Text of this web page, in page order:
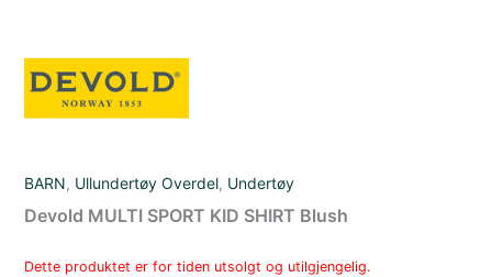
BARN, Ullundertøy Overdel, Undertøy
Devold MULTI SPORT KID SHIRT Blush
Dette produktet er for tiden utsolgt og utilgjengelig.